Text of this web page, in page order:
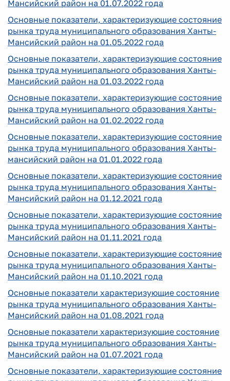
Мансийский район на 01.07.2022 года
Основные показатели, характеризующие состояние
рынка труда муниципального образования Ханты-
Мансийский район на 01.05.2022 года
Основные показатели, характеризующие состояние
рынка труда муниципального образования Ханты-
Мансийский район на 01.03.2022 года
Основные показатели, характеризующие состояние
рынка труда муниципального образования Ханты-
Мансийский район на 01.02.2022 года
Основные показатели, характеризующие состояние
рынка труда муниципального образования Ханты-
мансийский район на 01.01.2022 года
Основные показатели, характеризующие состояние
рынка труда муниципального образования Ханты-
Мансийский район на 01.12.2021 года
Основные показатели, характеризующие состояние
рынка труда муниципального образования Ханты-
Мансийский район на 01.11.2021 года
Основные показатели, характеризующие состояние
рынка труда муниципального образования Ханты-
Мансийский район на 01.10.2021 года
Основные показатели характеризующие состояние
рынка труда муниципального образования Ханты-
Мансийский район на 01.08.2021 года
Основные показатели характеризующие состояние
рынка труда муниципального образования Ханты-
Мансийский район на 01.07.2021 года
Основные показатели, характеризующие состояние